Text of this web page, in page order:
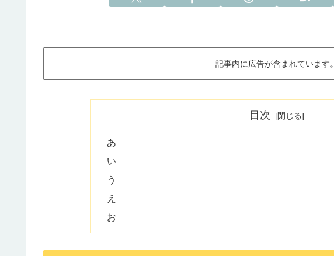
記事内に広告が含まれています。
目次
あ
い
う
え
お